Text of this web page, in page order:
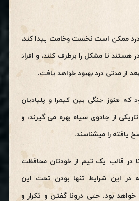
ممکن است نخست وخامت پیدا کند،
هستند تا مشکل را برطرف کنند، و افراد
از مدتی درد بهبود خواهد یافت.
که هنوز جنگی بین کیمرا و پلیادیان
از جادوی سیاه بهره می گیرند، و
یافته را میشناسند.
در قالب یک تیم از خودتان محافظت
در این شرایط تنها بودن تحت این
بود. حتی درونا گفتن و تکرار و